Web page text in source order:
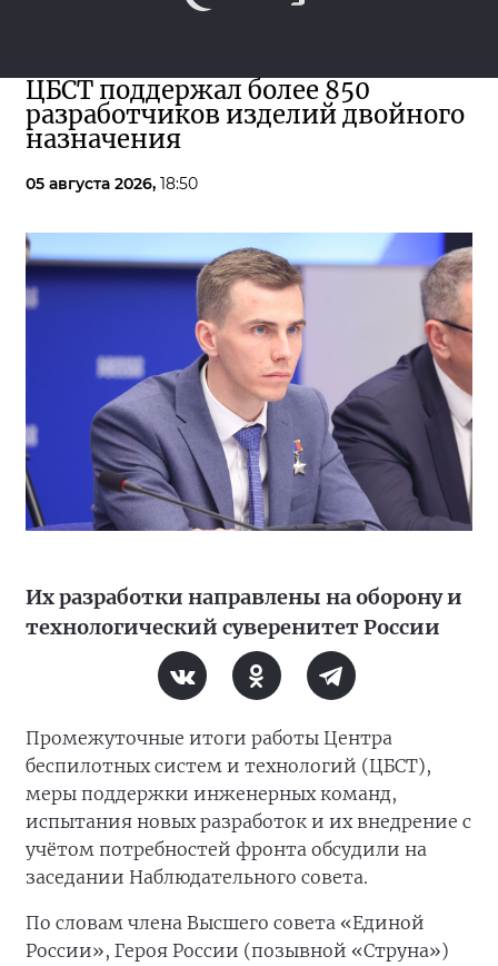
ЦБСТ поддержал более 850
разработчиков изделий двойного
назначения
05 августа 2026, 18:50
Их разработки направлены на оборону и
технологический суверенитет России
Промежуточные итоги работы Центра
беспилотных систем и технологий (ЦБСТ),
меры поддержки инженерных команд,
испытания новых разработок и их внедрение с
учётом потребностей фронта обсудили на
заседании Наблюдательного совета.
По словам члена Высшего совета «Единой
России», Героя России (позывной «Струна»)